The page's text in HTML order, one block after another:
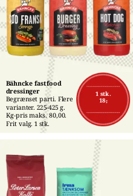
1 stk.
18,-
Bähncke fastfood
dressinger
Begrænset parti. Flere
varianter. 225-425 g.
Kg-pris maks. 80,00.
Frit valg. 1 stk.